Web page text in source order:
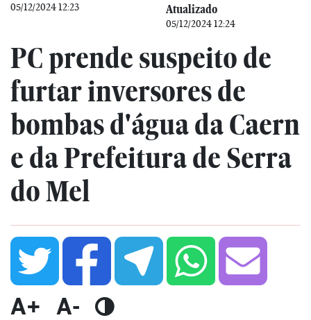
05/12/2024 12:23 Atualizado
05/12/2024 12:24
PC prende suspeito de
furtar inversores de
bombas d'água da Caern
e da Prefeitura de Serra
do Mel
A+ A-